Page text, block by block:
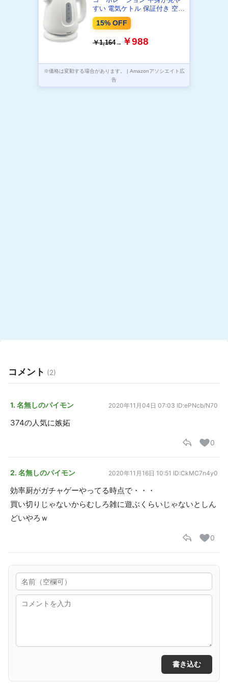
すい 電気ケトル 保証付き 空焚
き防止機能付き 1.0L スーパー
コンパクト ホワイト HKM-
15% OFF
￥1,164→ ￥988
※価格は変動する場合があります。 | Amazonアソシエイト広
告
コメント (2)
1. 名無しのパイモン 2020年11月04日 07:03 ID:ePNcb/N70
374の人気に嫉妬
0
2. 名無しのパイモン 2020年11月16日 10:51 ID:CkMC7n4y0
効率厨がガチャゲーやってる時点で・・・
買い切りじゃないからむしろ雑に遊ぶくらいじゃないとしん
どいやろｗ
0
書き込む